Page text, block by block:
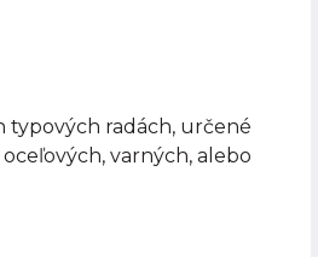
typových radách, určené
varných, alebo